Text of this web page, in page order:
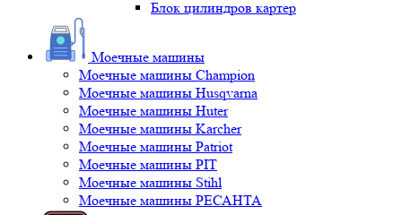
Блок цилиндров картер
Моечные машины
Моечные машины Champion
Моечные машины Husqvarna
Моечные машины Huter
Моечные машины Karcher
Моечные машины Patriot
Моечные машины PIT
Моечные машины Stihl
Моечные машины РЕСАНТА